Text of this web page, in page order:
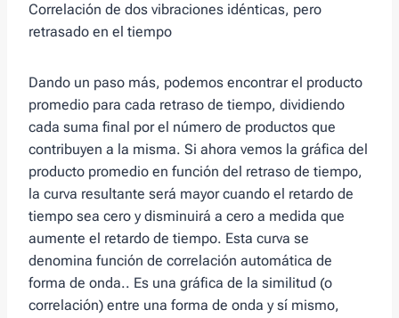
Correlación de dos vibraciones idénticas, pero
retrasado en el tiempo
Dando un paso más, podemos encontrar el producto
promedio para cada retraso de tiempo, dividiendo
cada suma final por el número de productos que
contribuyen a la misma. Si ahora vemos la gráfica del
producto promedio en función del retraso de tiempo,
la curva resultante será mayor cuando el retardo de
tiempo sea cero y disminuirá a cero a medida que
aumente el retardo de tiempo. Esta curva se
denomina función de correlación automática de
forma de onda.. Es una gráfica de la similitud (o
correlación) entre una forma de onda y sí mismo,